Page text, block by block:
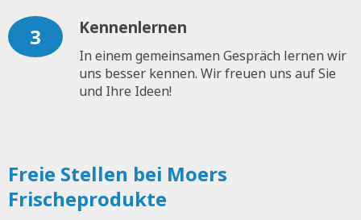
3 Kennenlernen
In einem gemeinsamen Gespräch lernen wir
uns besser kennen. Wir freuen uns auf Sie
und Ihre Ideen!
Freie Stellen bei Moers
Frischeprodukte